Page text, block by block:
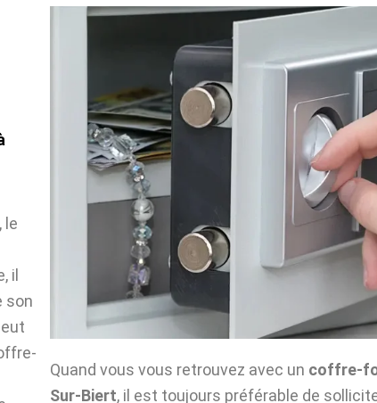
le
il
son
Quand vous vous retrouvez avec un coffre-
Sur-Biert, il est toujours préférable de